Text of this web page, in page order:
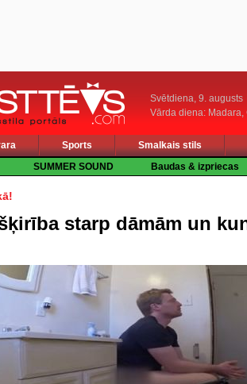
Svētdiena, 9. augusts
Vārda diena: Madara,
Sports
Smalkais stils
SUMMER SOUND Baudas & izpriecas
starp dāmām un